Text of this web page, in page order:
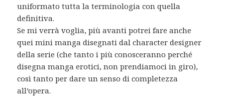
uniformato tutta la terminologia con quella
definitiva.
Se mi verrà voglia, più avanti potrei fare anche
quei mini manga disegnati dal character designer
della serie (che tanto i più conosceranno perché
disegna manga erotici, non prendiamoci in giro),
così tanto per dare un senso di completezza
all’opera.